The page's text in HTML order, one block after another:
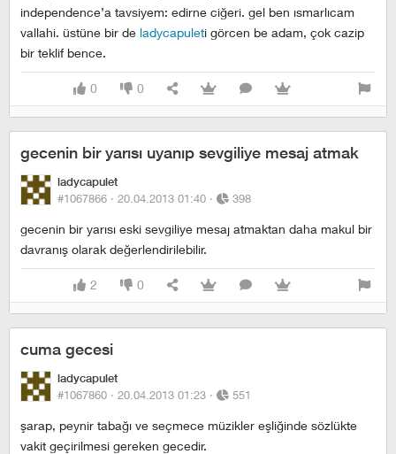
independence’a tavsiyem: edirne ciğeri. gel ben ısmarlıcam
vallahi. üstüne bir de ladycapuleti görcen be adam, çok cazip
bir teklif bence.
0 0
gecenin bir yarısı uyanıp sevgiliye mesaj atmak
ladycapulet
#1067866 · 20.04.2013 01:40 · 398
gecenin bir yarısı eski sevgiliye mesaj atmaktan daha makul bir
davranış olarak değerlendirilebilir.
2 0
cuma gecesi
ladycapulet
#1067860 · 20.04.2013 01:23 · 551
şarap, peynir tabağı ve seçmece müzikler eşliğinde sözlükte
vakit geçirilmesi gereken gecedir.